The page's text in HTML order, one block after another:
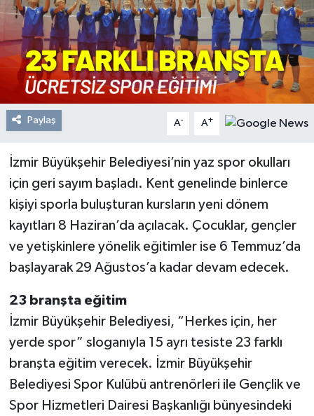
Paylaş A- A+
İzmir Büyükşehir Belediyesi’nin yaz spor okulları
için geri sayım başladı. Kent genelinde binlerce
kişiyi sporla buluşturan kursların yeni dönem
kayıtları 8 Haziran’da açılacak. Çocuklar, gençler
ve yetişkinlere yönelik eğitimler ise 6 Temmuz’da
başlayarak 29 Ağustos’a kadar devam edecek.
23 branşta eğitim
İzmir Büyükşehir Belediyesi, “Herkes için, her
yerde spor” sloganıyla 15 ayrı tesiste 23 farklı
branşta eğitim verecek. İzmir Büyükşehir
Belediyesi Spor Kulübü antrenörleri ile Gençlik ve
Spor Hizmetleri Dairesi Başkanlığı bünyesindeki